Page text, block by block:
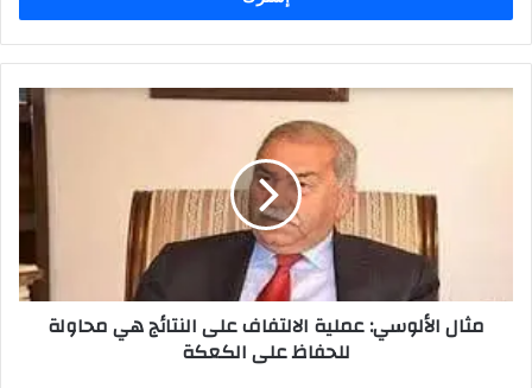
مثال
للحفاظ
مثال الألوسي: عملية الالتفاف على النتائج هي محاولة
للحفاظ على الكعكة